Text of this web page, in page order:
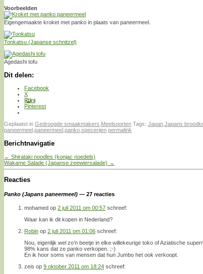
Voorbeelden
Eigengemaakte kroket met panko in plaats van paneermeel.
Tonkatsu (Japanse schnitzel)
Agedashi tofu
Dit delen:
Facebook
X
Print
Pinterest
Geplaatst in Gedroogde smaakmakers, Meelsoorten Tags: Japan,Japans
paneermeel ,paneermeel ,panko,specerijen permalink
Berichtnavigatie
← Shirataki noodles (konjac noedels)
Wakame Salade (Japanse zeewiersalade) →
Reacties
Panko (Japans paneermeel) — 27 reacties
mohamed op 2 juli 2011 om 00:57 schreef:
Waar kan ik dit kopen in Nederland?
Robin op 2 juli 2011 om 01:06 schreef:
Nou, eigenlijk wel zo’n beetje in elke willekeurige toko of Aziatische
98% kans dat ze panko verkopen. ;-)
En ik hoor soms van mensen dat hun Jumbo het ook verkoopt.
zeis op 9 oktober 2011 om 18:24 schreef: